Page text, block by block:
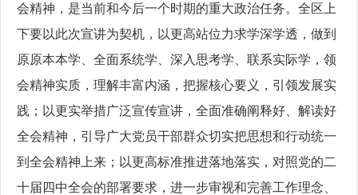
会精神，是当前和今后一个时期的重大政治任务。全区上
下要以此次宣讲为契机，以更高站位力求学深学透，做到
原原本本学、全面系统学、深入思考学、联系实际学，领
会精神实质，理解丰富内涵，把握核心要义，引领发展实
践；以更实举措广泛宣传宣讲，全面准确阐释好、解读好
全会精神，引导广大党员干部群众切实把思想和行动统一
到全会精神上来；以更高标准推进落地落实，对照党的二
十届四中全会的部署要求，进一步审视和完善工作理念、